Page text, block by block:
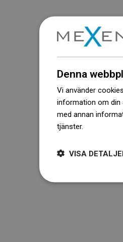
Denna
Vi använder
information om din
med annan
tjänster.
VISA